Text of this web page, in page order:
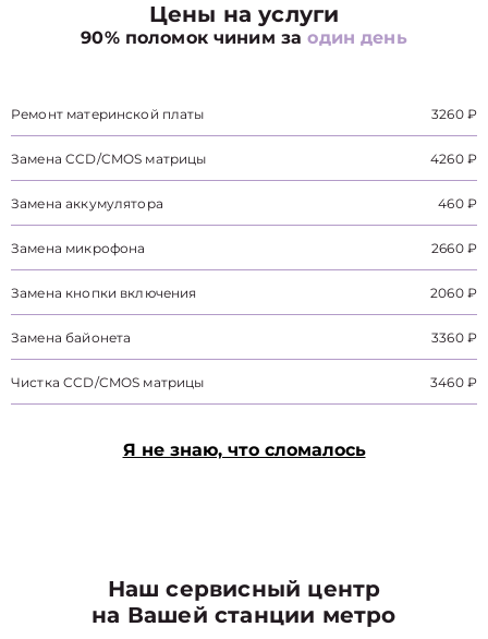
Цены на услуги
90% поломок чиним заодин день
Ремонт материнской платы 3260 ₽
Замена CCD/CMOS матрицы 4260 ₽
Замена аккумулятора 460 ₽
Замена микрофона 2660 ₽
Замена кнопки включения 2060 ₽
Замена байонета 3360 ₽
Чистка CCD/CMOS матрицы 3460 ₽
Я не знаю, что сломалось
Наш сервисный центр
на Вашей станции метро